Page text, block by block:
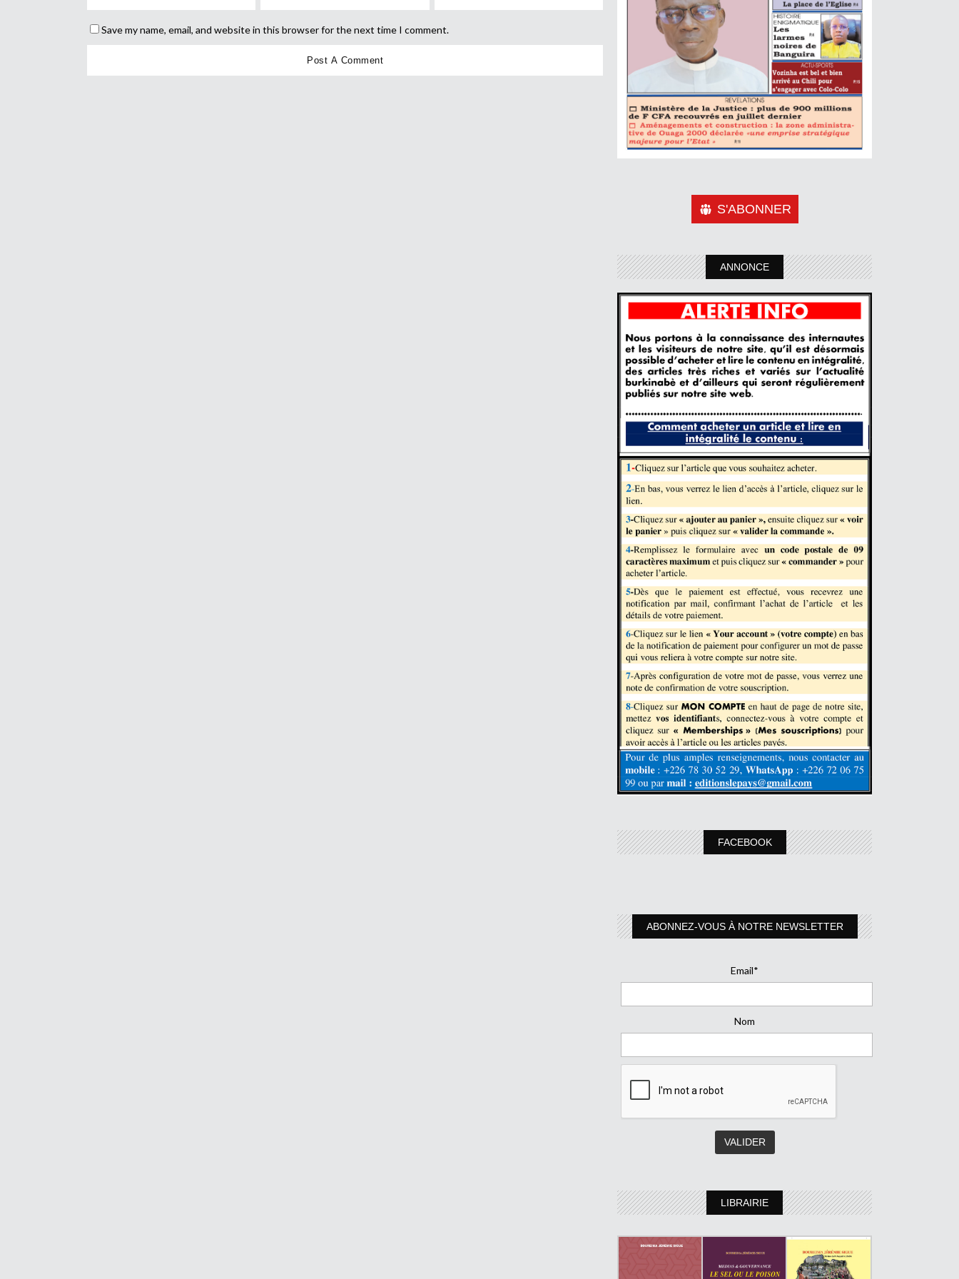
Save my name, email, and website in this browser for the next time I comment.
S'ABONNER
ANNONCE
FACEBOOK
ABONNEZ-VOUS À NOTRE NEWSLETTER
Email*
Nom
LIBRAIRIE